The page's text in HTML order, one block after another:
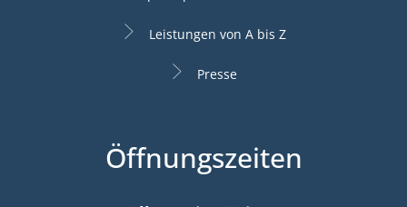
Leistungen von A bis Z
Presse
Öffnungszeiten